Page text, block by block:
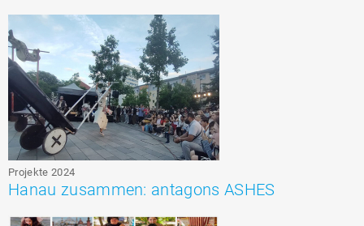
Projekte 2024
Hanau zusammen: antagons ASHES